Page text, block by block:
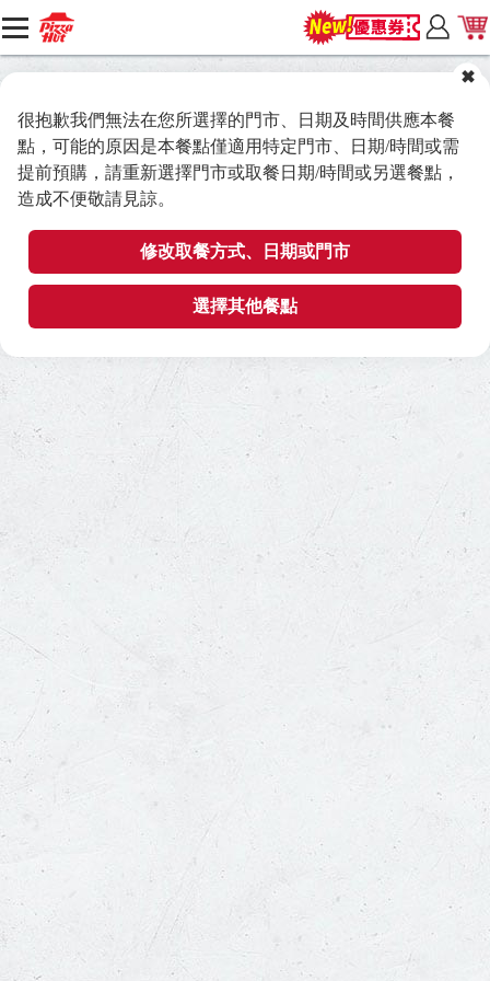
很抱歉我們無法在您所選擇的門市、日期及時間供應本餐
點，可能的原因是本餐點僅適用特定門市、日期/時間或需
提前預購，請重新選擇門市或取餐日期/時間或另選餐點，
造成不便敬請見諒。
修改取餐方式、日期或門市
選擇其他餐點